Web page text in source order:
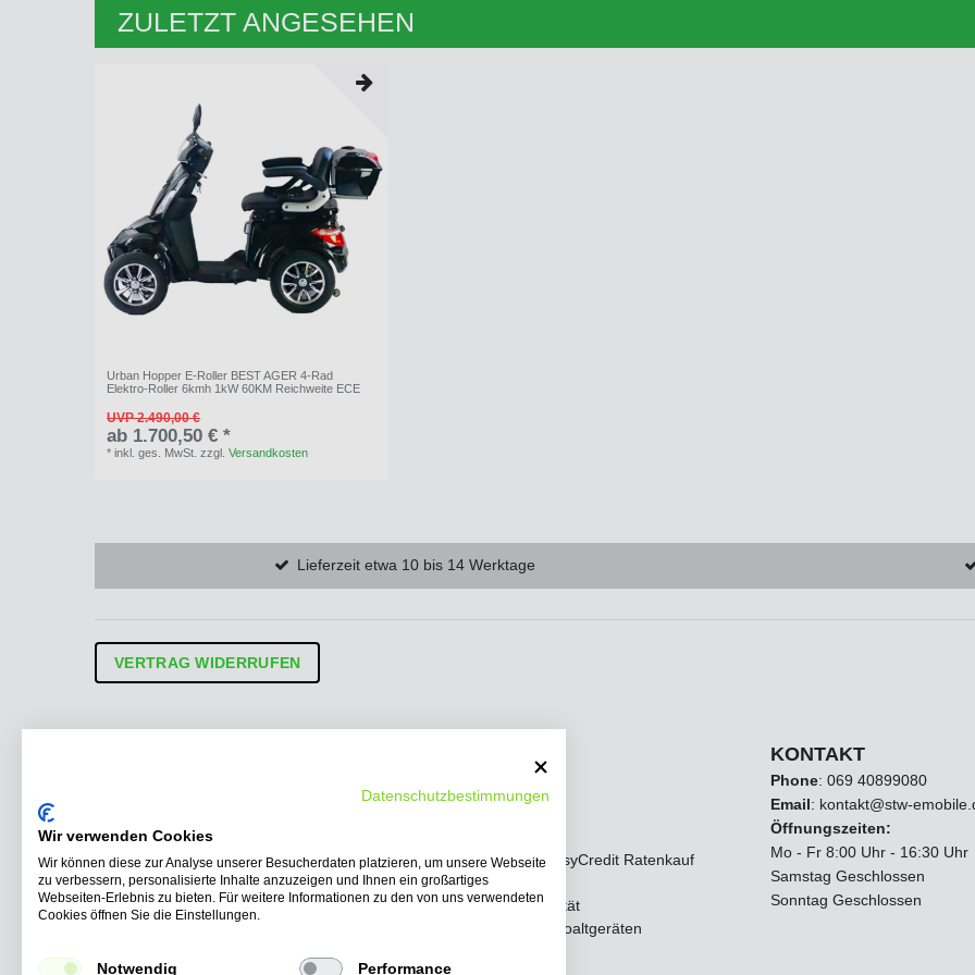
ZULETZT ANGESEHEN
Urban Hopper E-Roller BEST AGER 4-Rad
Elektro-Roller 6kmh 1kW 60KM Reichweite ECE
UVP 2.490,00 €
ab 1.700,50 € *
*inkl. ges. MwSt. zzgl.Versandkosten
Lieferzeit etwa 10 bis 14 Werktage
VERTRAG WIDERRUFEN
Seniorenmobile
Elektro Nutzfahrzeuge
Elektro Kabinenroller
Elektro Lastendreirad
Blog
Ergänzende AGB EasyCredit Ratenkauf
AGB
Transparenz & Qualität
Rückgabe von Elektroaltgeräten
KONTAKT
Phone: 069 40899080
Email: kontakt@stw-
Öffnungszeiten:
Mo - Fr 8:00 Uhr - 16:30 Uhr
Samstag Geschlossen
Sonntag Geschlossen
Datenschutzbestimmungen
Wir verwenden Cookies
Wir können diese zur Analyse unserer Besucherdaten platzieren, um unsere Webseite
zu verbessern, personalisierte Inhalte anzuzeigen und Ihnen ein großartiges
Webseiten-Erlebnis zu bieten. Für weitere Informationen zu den von uns verwendeten
Cookies öffnen Sie die Einstellungen.
Notwendig Performance